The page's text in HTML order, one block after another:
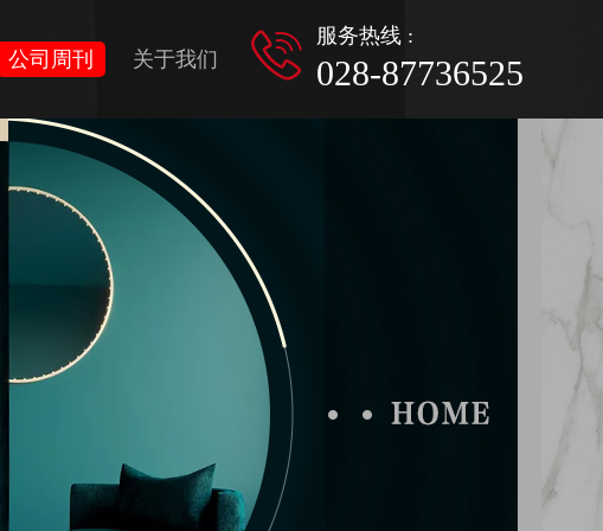
公司周刊 关于我们
服务热线 :
028-87736525